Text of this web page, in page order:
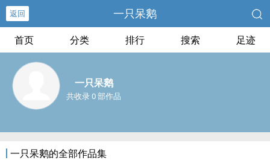
返回 一只呆鹅
首页 分类 排行 搜索 足迹
一只呆鹅
共收录 0 部作品
一只呆鹅的全部作品集